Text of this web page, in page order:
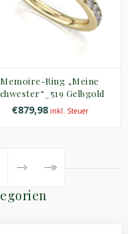
Memoire-Ring „Meine
Gelbgold
€879,98inkl. Steuer